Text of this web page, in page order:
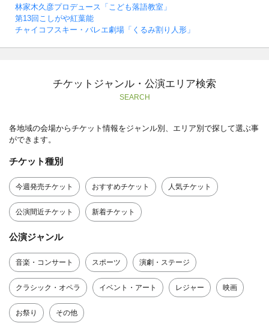
林家木久彦プロデュース「こども落語教室」
第13回こしがや紅葉能
チャイコフスキー・バレエ劇場「くるみ割り人形」
チケットジャンル・公演エリア検索
SEARCH
各地域の会場からチケット情報をジャンル別、エリア別で探して選ぶ事
ができます。
チケット種別
今週発売チケット おすすめチケット 人気チケット
公演間近チケット 新着チケット
公演ジャンル
音楽・コンサート スポーツ 演劇・ステージ
クラシック・オペラ イベント・アート レジャー 映画
お祭り その他